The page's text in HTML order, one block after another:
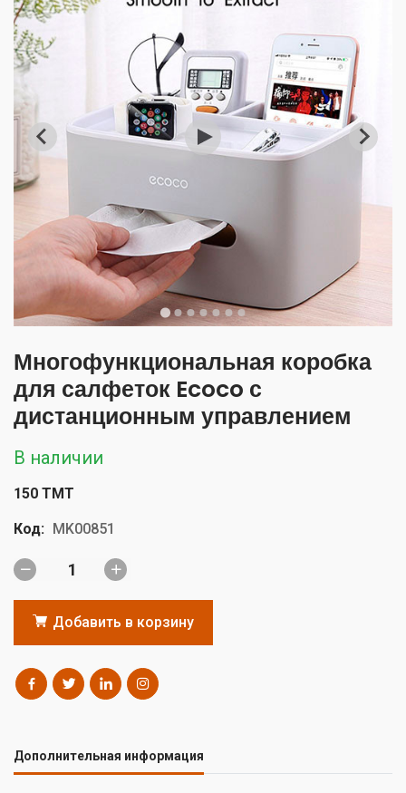
Многофункциональная коробка
для салфеток Ecoco с
дистанционным управлением
В наличии
150 TMT
Код: MK00851
Добавить в корзину
Дополнительная информация